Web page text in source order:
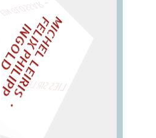
„
S
U
P
P
E
L
E
H
M
A
N
T
I
K
E
S
I
M
E
L
Z
T
I
C
K
T
E
O
G
O
T
T
L
O
T
T
E
M
I
C
H
E
L
L
E
I
R
I
S
・
F
E
L
I
X
P
H
I
L
I
P
P
I
N
G
O
L
D LIES SIR LEIRIS LEIS